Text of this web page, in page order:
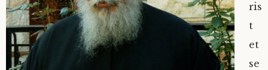
ris
t
et
se